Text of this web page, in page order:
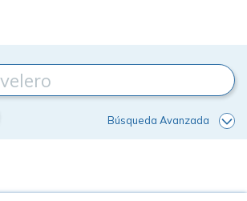
Búsqueda Avanzada